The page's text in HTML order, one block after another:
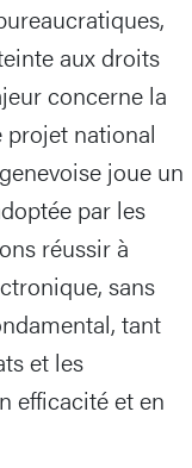
aux droits
concerne la
projet national
joue un
par les
réussir à
sans
tant
et les
efficacité et en